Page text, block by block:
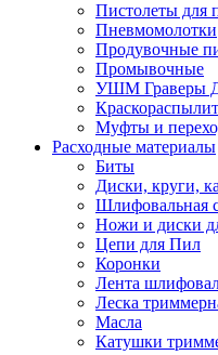
Пистолеты для
Пневмомолотки
Продувочные
Промывочные
УШМ Граверы
Муфты и
Расходные материалы
Биты
Диски, круги,
Шлифовальная
Ножи и диски
Цепи для Пил
Коронки
Лента
Леска
Масла
Катушки